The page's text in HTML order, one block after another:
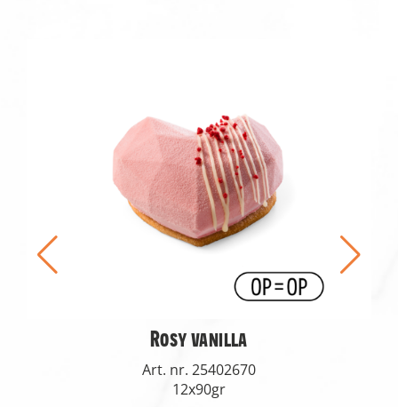
Rosy vanilla
Art. nr. 25402670
12x90gr